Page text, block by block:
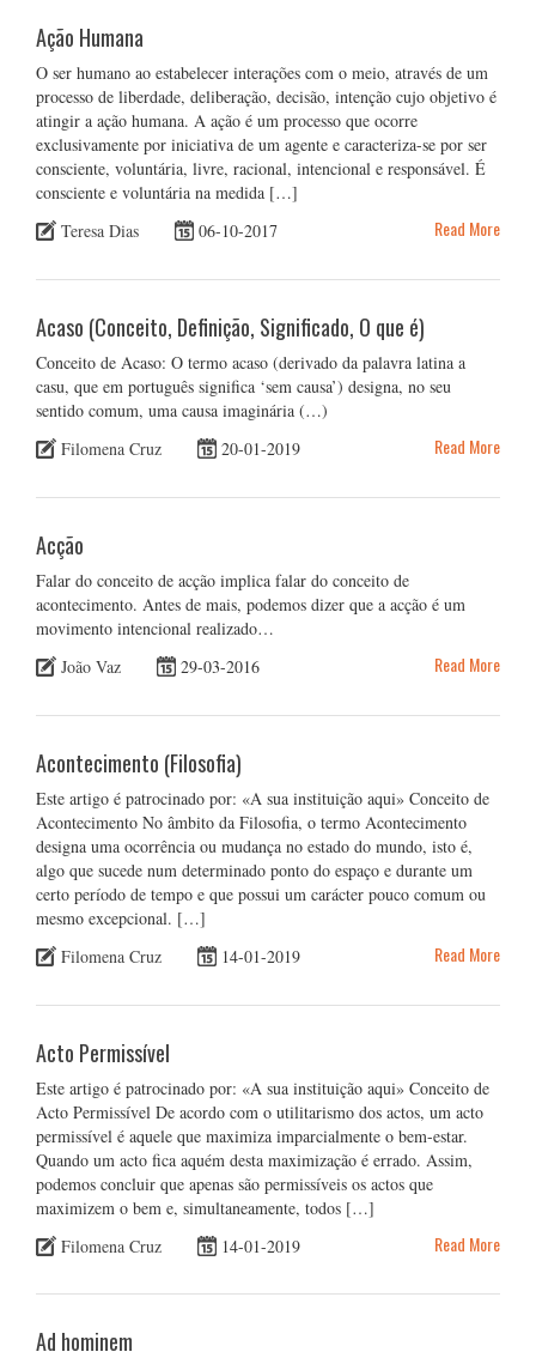
Ação Humana
O ser humano ao estabelecer interações com o meio, através de um
processo de liberdade, deliberação, decisão, intenção cujo objetivo é
atingir a ação humana. A ação é um processo que ocorre
exclusivamente por iniciativa de um agente e caracteriza-se por ser
consciente, voluntária, livre, racional, intencional e responsável. É
consciente e voluntária na medida […]
Teresa Dias
06-10-2017 Read More
Acaso (Conceito, Definição, Significado, O que é)
Conceito de Acaso: O termo acaso (derivado da palavra latina a
casu, que em português significa ‘sem causa’) designa, no seu
sentido comum, uma causa imaginária (…)
Filomena Cruz
20-01-2019 Read More
Acção
Falar do conceito de acção implica falar do conceito de
acontecimento. Antes de mais, podemos dizer que a acção é um
movimento intencional realizado…
João Vaz
29-03-2016 Read More
Acontecimento (Filosofia)
Este artigo é patrocinado por: «A sua instituição aqui» Conceito de
Acontecimento No âmbito da Filosofia, o termo Acontecimento
designa uma ocorrência ou mudança no estado do mundo, isto é,
algo que sucede num determinado ponto do espaço e durante um
certo período de tempo e que possui um carácter pouco comum ou
mesmo excepcional. […]
Filomena Cruz
14-01-2019 Read More
Acto Permissível
Este artigo é patrocinado por: «A sua instituição aqui» Conceito de
Acto Permissível De acordo com o utilitarismo dos actos, um acto
permissível é aquele que maximiza imparcialmente o bem-estar.
Quando um acto fica aquém desta maximização é errado. Assim,
podemos concluir que apenas são permissíveis os actos que
maximizem o bem e, simultaneamente, todos […]
Filomena Cruz
14-01-2019 Read More
Ad hominem